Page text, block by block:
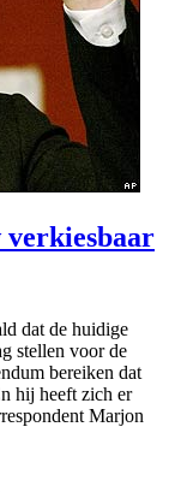
verkiesbaar
dat de huidige
stellen voor de
bereiken dat
hij heeft zich er
Marjon